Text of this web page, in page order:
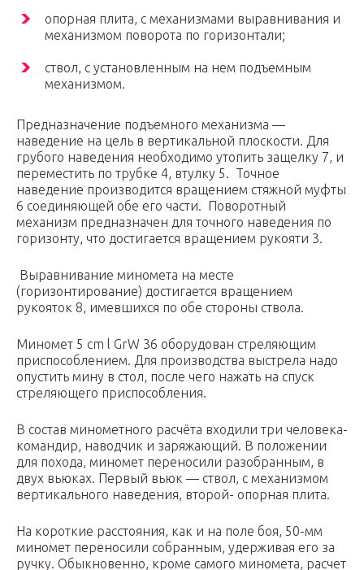
опорная плита, с механизмами выравнивания и
механизмом поворота по горизонтали;
ствол, с установленным на нем подъемным
механизмом.
Предназначение подъемного механизма —
наведение на цель в вертикальной плоскости. Для
грубого наведения необходимо утопить защелку 7, и
переместить по трубке 4, втулку 5. Точное
наведение производится вращением стяжной муфты
6 соединяющей обе его части. Поворотный
механизм предназначен для точного наведения по
горизонту, что достигается вращением рукояти 3.
Выравнивание миномета на месте
(горизонтирование) достигается вращением
рукояток 8, имевшихся по обе стороны ствола.
Миномет 5 cm l GrW 36 оборудован стреляющим
приспособлением. Для производства выстрела надо
опустить мину в стол, после чего нажать на спуск
стреляющего приспособления.
В состав минометного расчёта входили три человека-
командир, наводчик и заряжающий. В положении
для похода, миномет переносили разобранным, в
двух вьюках. Первый вьюк — ствол, с механизмом
вертикального наведения, второй- опорная плита.
На короткие расстояния, как и на поле боя, 50-мм
миномет переносили собранным, удерживая его за
ручку. Обыкновенно, кроме самого миномета, расчет